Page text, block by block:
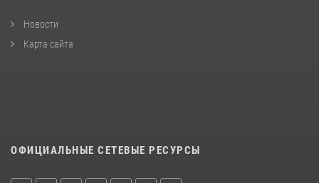
Новости
Карта сайта
ОФИЦИАЛЬНЫЕ СЕТЕВЫЕ РЕСУРСЫ